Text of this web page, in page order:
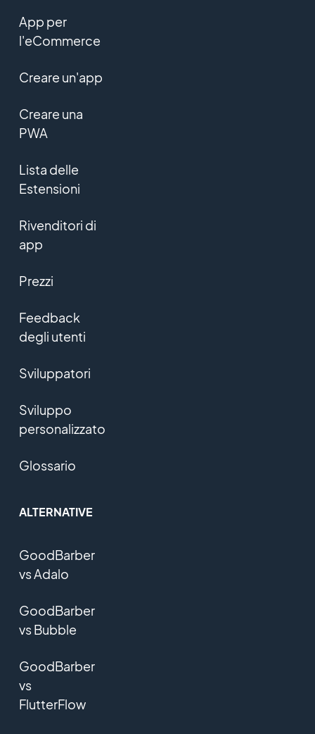
App per
l'eCommerce
Creare un'app
Creare una
PWA
Lista delle
Estensioni
Rivenditori di
app
Prezzi
Feedback
degli utenti
Sviluppatori
Sviluppo
personalizzato
Glossario
ALTERNATIVE
GoodBarber
vs Adalo
GoodBarber
vs Bubble
GoodBarber
vs
FlutterFlow